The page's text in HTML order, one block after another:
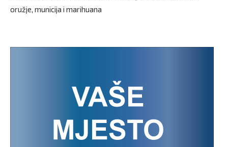
oružje, municija i marihuana